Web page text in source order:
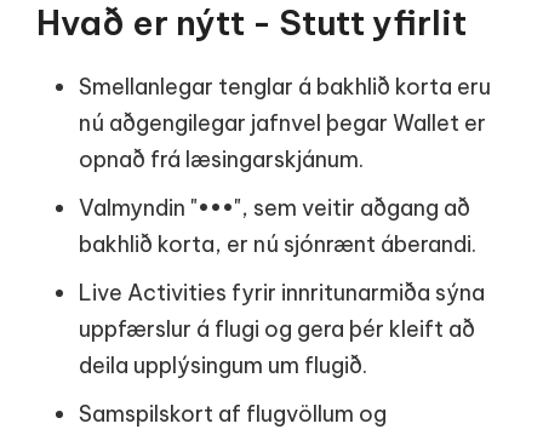
Hvað er nýtt - Stutt yfirlit
Smellanlegar tenglar á bakhlið korta eru
nú aðgengilegar jafnvel þegar Wallet er
opnað frá læsingarskjánum.
Valmyndin "•••", sem veitir aðgang að
bakhlið korta, er nú sjónrænt áberandi.
Live Activities fyrir innritunarmiða sýna
uppfærslur á flugi og gera þér kleift að
deila upplýsingum um flugið.
Samspilskort af flugvöllum og